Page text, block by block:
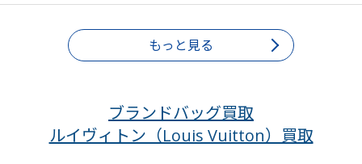
もっと見る
ブランドバッグ買取
ルイヴィトン（Louis Vuitton）買取